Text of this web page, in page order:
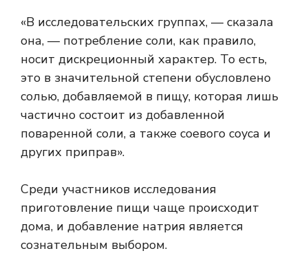
«В исследовательских группах, — сказала
она, — потребление соли, как правило,
носит дискреционный характер. То есть,
это в значительной степени обусловлено
солью, добавляемой в пищу, которая лишь
частично состоит из добавленной
поваренной соли, а также соевого соуса и
других приправ».
Среди участников исследования
приготовление пищи чаще происходит
дома, и добавление натрия является
сознательным выбором.